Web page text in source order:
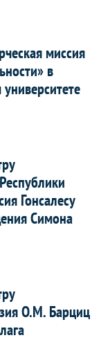
миссия
в
Гонсалесу
Симона
О.М. Барциц